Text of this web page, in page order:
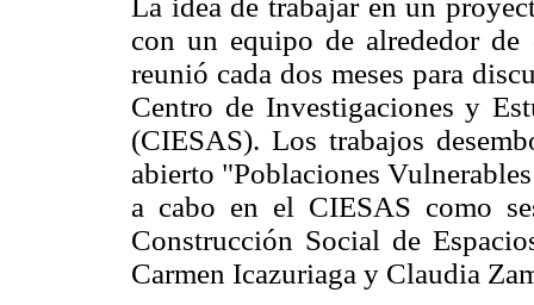
La idea de trabajar en un
con un equipo de alrededor de
reunió cada dos meses para
Centro de Investigaciones y
(CIESAS). Los trabajos
abierto "Poblaciones
a cabo en el CIESAS como
Construcción Social de
Carmen Icazuriaga y Claudia